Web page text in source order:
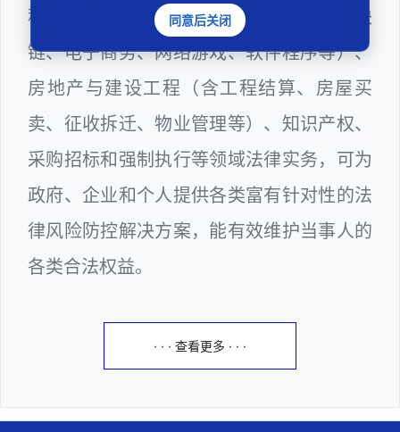
程序规则，较为擅长互联网+平台（含区块
链、电子商务、网络游戏、软件程序等）、
房地产与建设工程（含工程结算、房屋买
卖、征收拆迁、物业管理等）、知识产权、
采购招标和强制执行等领域法律实务，可为
政府、企业和个人提供各类富有针对性的法
律风险防控解决方案，能有效维护当事人的
各类合法权益。
· · · 查看更多 · · ·
同意后关闭